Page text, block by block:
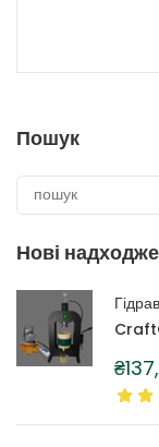
кілька
варіантів.
Параметри
можна
вибрати
на
сторінці
товару
Пошук
Нові
₴